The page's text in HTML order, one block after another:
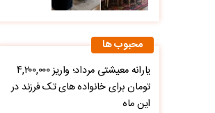
محبوب ها
یارانه معیشتی مرداد؛ واریز ۴,۲۰۰,۰۰۰
تومان برای خانواده های تک فرزند در
این ماه